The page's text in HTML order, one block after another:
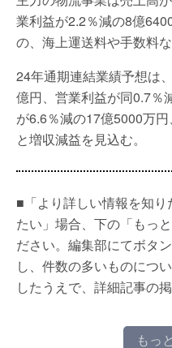
業利益が2.2％減の8億
の、海上運送料や手数料
24年通期連結業績予想は
億円、営業利益が同0.7％
が6.6％減の17億5000万
と増収減益を見込む。
■「より詳しい情報を知
たい」場合、下の「もっ
ださい。編集部にてボタ
し、件数の多いものにつ
したうえで、詳細記事の
もっ